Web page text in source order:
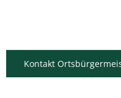
Kontakt